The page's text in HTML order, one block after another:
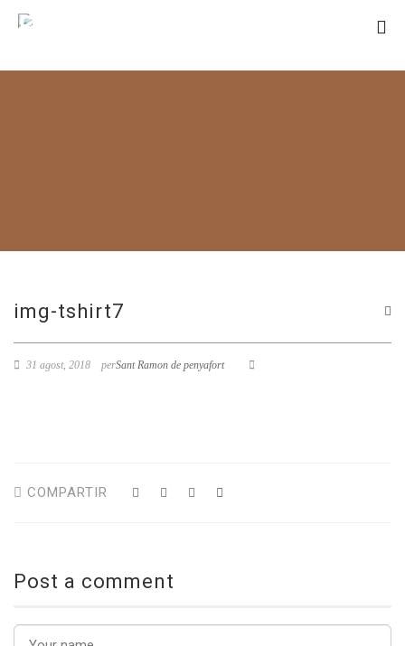
img-tshirt7
31 agost, 2018 perSant Ramon de penyafort
COMPARTIR
Post a comment